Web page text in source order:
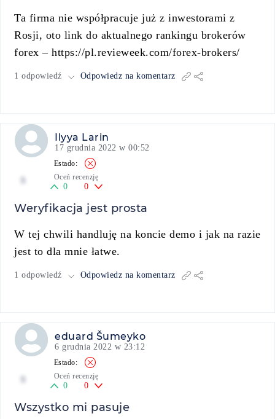
Ta firma nie współpracuje już z inwestorami z
Rosji, oto link do aktualnego rankingu brokerów
forex – https://pl.revieweek.com/forex-brokers/
1 odpowiedź Odpowiedz na komentarz
Ilyya Larin
17 grudnia 2022 w 00:52
Oceń recenzję
0 0
Weryfikacja jest prosta
W tej chwili handluję na koncie demo i jak na razie
jest to dla mnie łatwe.
1 odpowiedź Odpowiedz na komentarz
eduard Šumeyko
6 grudnia 2022 w 23:12
Oceń recenzję
0 0
Wszystko mi pasuje